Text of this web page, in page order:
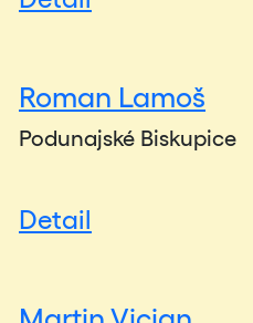
Roman Lamoš
Podunajské Biskupice
Detail